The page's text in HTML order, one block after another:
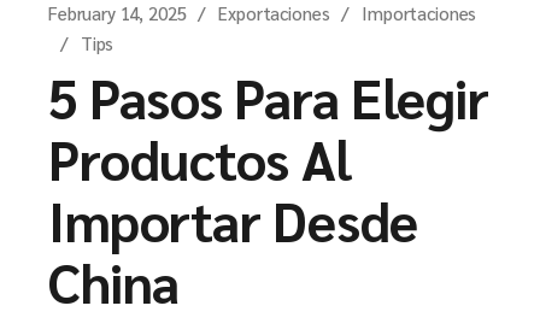
February 14, 2025 Exportaciones
Importaciones
Tips
5 Pasos Para Elegir
Productos Al
Importar Desde
China